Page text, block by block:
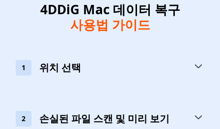
4DDiG Mac 데이터 복구
사용법 가이드
1 위치 선택
2 손실된 파일 스캔 및 미리 보기